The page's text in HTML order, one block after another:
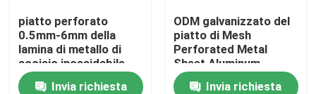
Contattici
Richieda una citazione
piatto perforato
0.5mm-6mm della
lamina di metallo di
acciaio inossidabile
304 316
Invia richiesta
ODM galvanizzato del
piatto di Mesh
Perforated Metal
Sheet Aluminum
Invia richiesta